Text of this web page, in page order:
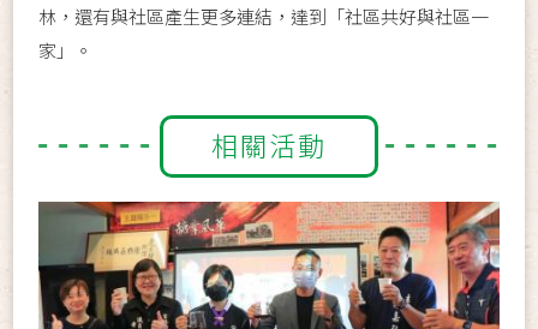
林，還有與社區產生更多連結，達到「社區共好與社區一
家」。
相關活動